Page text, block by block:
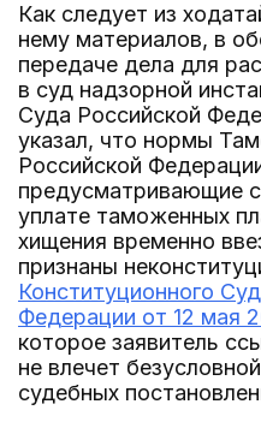
Как следует из
нему материалов, в
передаче дела для
в суд надзорной
Суда Российской
указал, что нормы
Российской
предусматривающие
уплате таможенных
хищения временно
признаны
Конституционного
Федерации от 12 мая
которое заявитель
не влечет
судебных